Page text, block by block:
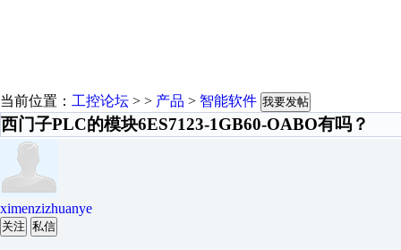
当前位置： 工控论坛 > > 产品 > 智能软件 我要发帖
西门子PLC的模块6ES7123-1GB60-OABO有吗？
ximenzizhuanye
关注 私信